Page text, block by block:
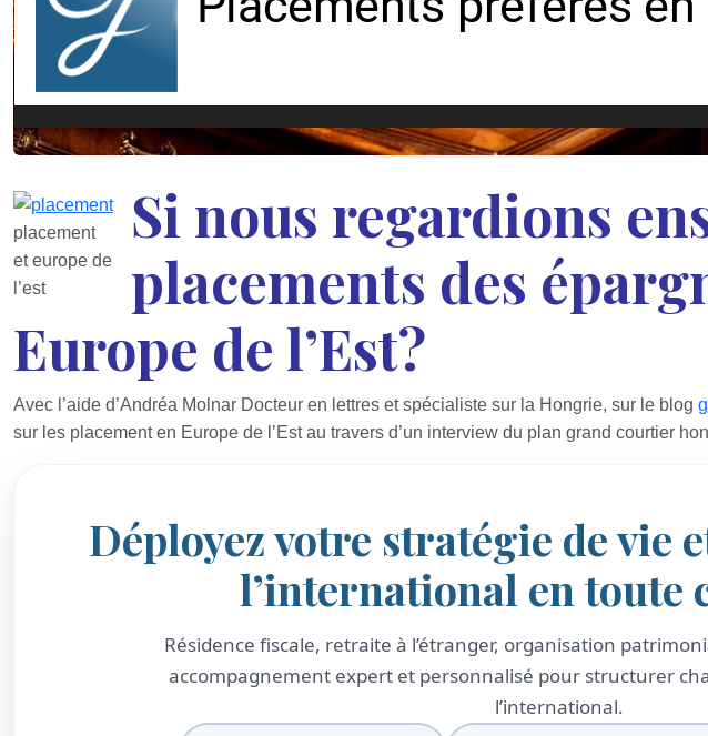
placement
et europe de
l’est
Si nous regardions
placements des
Europe de l’Est?
Avec l’aide d’Andréa Molnar Docteur en lettres et spécialiste sur la Hongrie, sur le blog
sur les placement en Europe de l’Est au travers d’un interview du plan grand courtier
Déployez votre stratégie de vie
l’international en toute
Résidence fiscale, retraite à l’étranger, organisation
accompagnement expert et personnalisé pour structurer
l’international.